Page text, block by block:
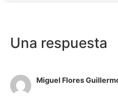
Una respuesta
Miguel Flores